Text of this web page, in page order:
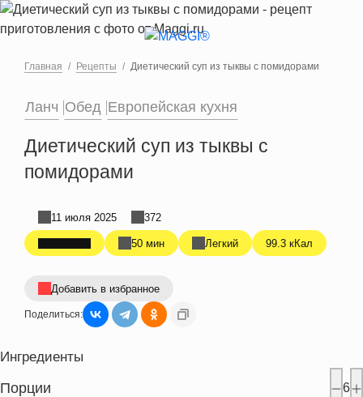
Перейти к основному содержанию
Главная Рецепты Диетический суп из тыквы c помидорами
Ланч Обед Европейская кухня
Диетический суп из тыквы c
помидорами
50 мин Легкий 99.3 кКал
11 июля 2025 372
Добавить в избранное
Поделиться:
Ингредиенты
Порции 6